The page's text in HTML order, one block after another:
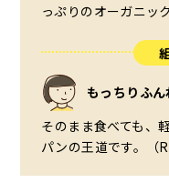
っぷりのオーガニッ
もっちりふん
そのまま食べても、
パンの王道です。（R